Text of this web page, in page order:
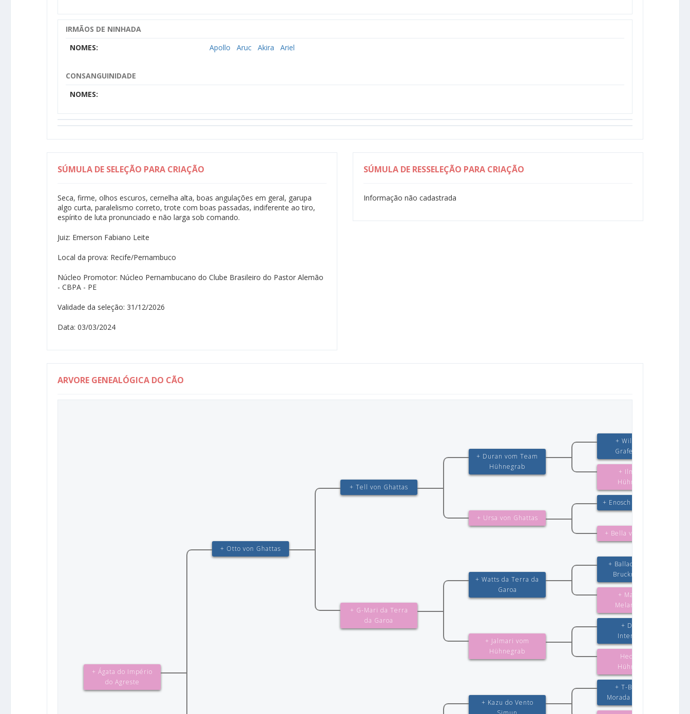
IRMÃOS DE NINHADA
NOMES:
Apollo Aruc Akira Ariel
CONSANGUINIDADE
NOMES:
SÚMULA DE SELEÇÃO PARA CRIAÇÃO
Seca, firme, olhos escuros, cernelha alta, boas angulações em geral, garupa
algo curta, paralelismo correto, trote com boas passadas, indiferente ao tiro,
espírito de luta pronunciado e não larga sob comando.
Juiz: Emerson Fabiano Leite
Local da prova: Recife/Pernambuco
Núcleo Promotor: Núcleo Pernambucano do Clube Brasileiro do Pastor Alemão
- CBPA - PE
Validade da seleção: 31/12/2026
Data: 03/03/2024
SÚMULA DE RESSELEÇÃO PARA CRIAÇÃO
Informação não cadastrada
ARVORE GENEALÓGICA DO CÃO
+ Ágata do Império
do Agreste
+ Otto von Ghattas
+ Tell von Ghattas
+ Duran vom Team
Hühnegrab
+ Willas vom
Grafenbrunn
+ Ilmi vom
Hühnegrab
+ Ursa von Ghattas
+ Enosch von Amasis
+ Bella von Ghattas
+ G-Mari da Terra
da Garoa
+ Watts da Terra da
Garoa
+ Ballack von der
Brucknerallee
+ Macy von
Melanchthon
+ Jalmari vom
Hühnegrab
+ Dux de
Intercanina
Hedi vom
Hühnegrab
+ Kazu do Vento
+ T-Bauer da
Morada de Pedras